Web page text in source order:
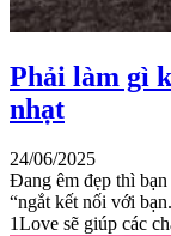
Phải làm gì
nhạt
24/06/2025
Đang êm đẹp thì
“ngắt kết nối với
1Love sẽ giúp các